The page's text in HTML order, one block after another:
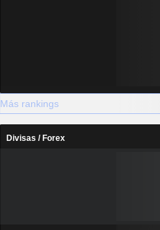
Más rankings
Divisas / Forex